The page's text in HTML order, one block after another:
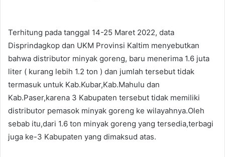
Terhitung pada tanggal 14-25 Maret 2022, data
Disprindagkop dan UKM Provinsi Kaltim menyebutkan
bahwa distributor minyak goreng, baru menerima 1.6 juta
liter ( kurang lebih 1.2 ton ) dan jumlah tersebut tidak
termasuk untuk Kab.Kubar,Kab.Mahulu dan
Kab.Paser,karena 3 Kabupaten tersebut tidak memiliki
distributor pemasok minyak goreng ke wilayahnya.Oleh
sebab itu,dari 1.6 ton minyak goreng yang tersedia,terbagi
juga ke-3 Kabupaten yang dimaksud atas.